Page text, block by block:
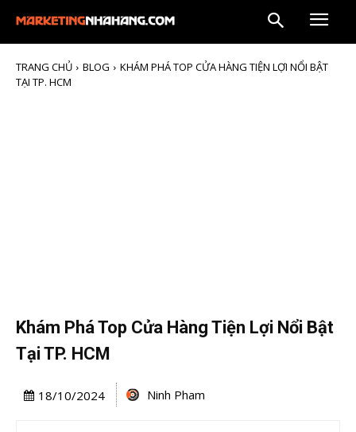
TRANG CHỦ BLOG
KHÁM PHÁ TOP CỬA HÀNG TIỆN LỢI NỔI BẬT
TẠI TP. HCM
Khám Phá Top Cửa Hàng Tiện Lợi Nổi Bật
Tại TP. HCM
18/10/2024 Ninh Pham